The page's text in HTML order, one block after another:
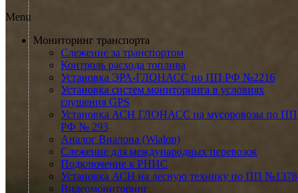
Menu
Мониторинг транспорта
Слежение за транспортом
Контроль расхода топлива
Установка ЭРА-ГЛОНАСС по ПП РФ №2216
Установка систем мониторинга в условиях
глушения GPS
Установка АСН ГЛОНАСС на мусоровозы по ПП
РФ № 293
Аналог Виалона (Wialon)
Слежение для международных перевозок
Подключение к РНИС
Установка АСН на лесную технику по ПП №1378
Видеомониторинг